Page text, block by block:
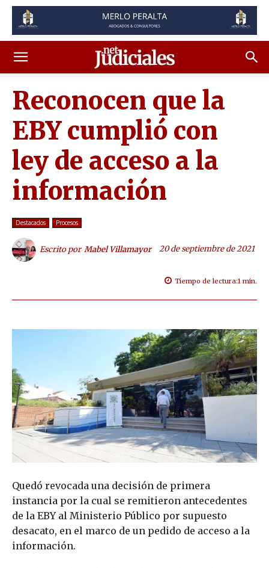
Reconocen que la
EBY cumplió con
ley de acceso a la
información
Destacados Procesos
Escrito por Mabel Villamayor 20 de septiembre de 2021
Tiempo de lectura:1 min.
Quedó revocada una decisión de primera
instancia por la cual se remitieron antecedentes
de la EBY al Ministerio Público por supuesto
desacato, en el marco de un pedido de acceso a la
información.